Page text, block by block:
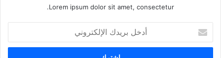
Lorem ipsum dolor sit amet, consectetur.
بريدك
الإلكتروني